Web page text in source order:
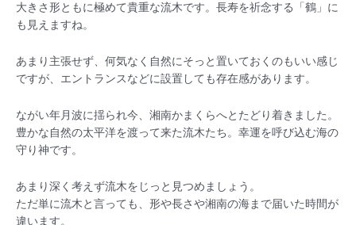
大きさ形ともに極めて貴重な流木です。長寿を祈念する「鶴」に
も見えますね。
あまり主張せず、何気なく自然にそっと置いておくのもいい感じ
ですが、エントランスなどに設置しても存在感があります。
ながい年月波に揺られ今、湘南かまくらへとたどり着きました。
豊かな自然の太平洋を渡って来た流木たち。幸運を呼び込む海の
守り神です。
あまり深く考えず流木をじっと見つめましょう。
ただ単に流木と言っても、形や長さや湘南の海まで届いた時間が
違います。